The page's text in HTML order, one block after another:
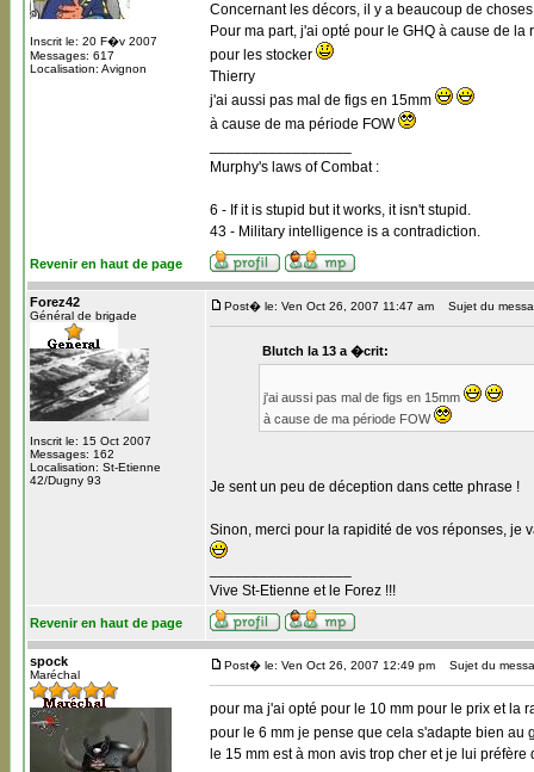
Inscrit le: 20 F�v 2007
Messages: 617
Localisation: Avignon
Concernant les décors, il y a beaucoup de
Pour ma part, j'ai opté pour le GHQ à cause de
pour les stocker
Thierry
j'ai aussi pas mal de figs en 15mm
à cause de ma période FOW
Murphy's laws of Combat :
6 - If it is stupid but it works, it isn't stupid.
43 - Military intelligence is a contradiction.
Revenir en haut de page
Forez42
Général de brigade
Inscrit le: 15 Oct 2007
Messages: 162
Localisation: St-Etienne
42/Dugny 93
Post� le: Ven Oct 26, 2007 11:47 am Sujet du
Blutch la 13 a �crit:
j'ai aussi pas mal de figs en 15mm
à cause de ma période FOW
Je sent un peu de déception dans cette phrase !
Sinon, merci pour la rapidité de vos réponses, je
Vive St-Etienne et le Forez !!!
Revenir en haut de page
spock
Maréchal
Post� le: Ven Oct 26, 2007 12:49 pm Sujet du
pour ma j'ai opté pour le 10 mm pour le prix et la
pour le 6 mm je pense que cela s'adapte bien au
le 15 mm est à mon avis trop cher et je lui